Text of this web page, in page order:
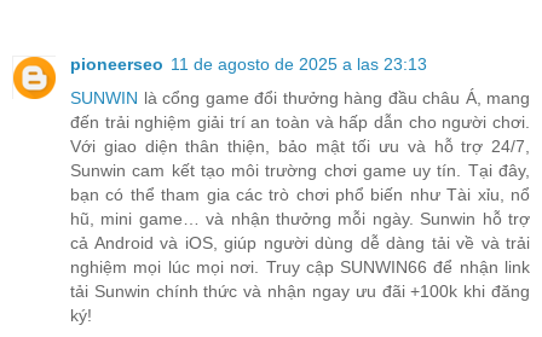
pioneerseo 11 de agosto de 2025 a las 23:13
SUNWIN là cổng game đổi thưởng hàng đầu châu Á, mang
đến trải nghiệm giải trí an toàn và hấp dẫn cho người chơi.
Với giao diện thân thiện, bảo mật tối ưu và hỗ trợ 24/7,
Sunwin cam kết tạo môi trường chơi game uy tín. Tại đây,
bạn có thể tham gia các trò chơi phổ biến như Tài xỉu, nổ
hũ, mini game… và nhận thưởng mỗi ngày. Sunwin hỗ trợ
cả Android và iOS, giúp người dùng dễ dàng tải về và trải
nghiệm mọi lúc mọi nơi. Truy cập SUNWIN66 để nhận link
tải Sunwin chính thức và nhận ngay ưu đãi +100k khi đăng
ký!